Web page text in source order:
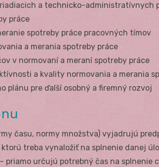
a technicko-administratívnych
práce
spotreby práce pracovných tímov
a merania spotreby práce
v normovaní a meraní spotreby práce
a kvality normovania a merania
plánu pre ďalší osobný a firemný rozvoj
času, normy množstva) vyjadrujú
treba vynaložiť na splnenie danej
priamo určujú potrebný čas na splnenie